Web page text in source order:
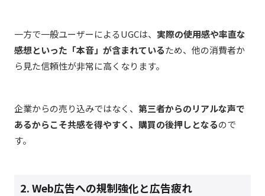
一方で一般ユーザーによるUGCは、 実際の使用感や率直な
感想といった「本音」が含まれているため、他の消費者か
ら見た信頼性が非常に高くなります。
企業からの売り込みではなく、 第三者からのリアルな声で
あるからこそ共感を得やすく、購買の後押しとなるので
す。
2. Web広告への規制強化と広告疲れ